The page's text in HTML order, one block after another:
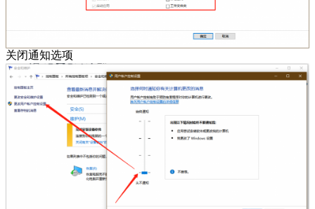
关闭通知选项